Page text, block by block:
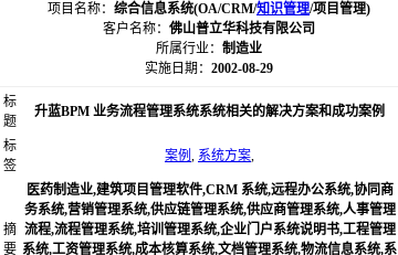
项目名称： 综合信息系统(OA/CRM/知识管理/项目管理)
客户名称： 佛山普立华科技有限公司
所属行业： 制造业
实施日期： 2002-08-29
标
题
升蓝BPM 业务流程管理系统系统相关的解决方案和成功案例
标
签
案例 , 系统方案,
摘
要
医药制造业,建筑项目管理软件,CRM 系统,远程办公系统,协同商
务系统,营销管理系统,供应链管理系统,供应商管理系统,人事管理
流程,流程管理系统,培训管理系统,企业门户系统说明书,工程管理
系统,工资管理系统,成本核算系统,文档管理系统,物流信息系统,系